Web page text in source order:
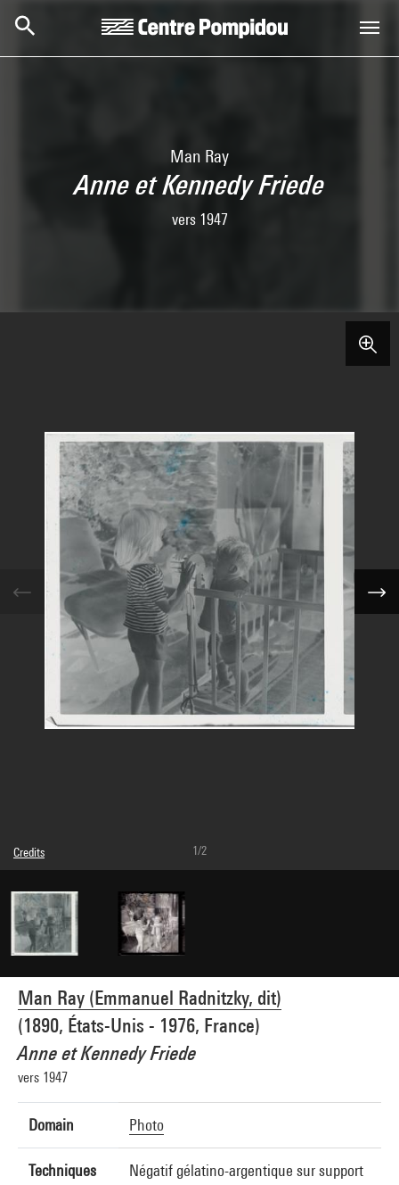
Man Ray
Anne et Kennedy Friede
vers 1947
Man Ray (Emmanuel Radnitzky, dit)
(1890, États-Unis - 1976, France)
Anne et Kennedy Friede
vers 1947
Domain Photo
Techniques Négatif gélatino-argentique sur support
Credits
© Man Ray Trust / Adagp, Paris
1/2